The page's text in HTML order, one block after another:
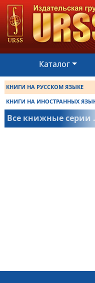
Каталог
КНИГИ НА РУССКОМ ЯЗЫКЕ
КНИГИ НА ИНОСТРАННЫХ
Все книжные серии